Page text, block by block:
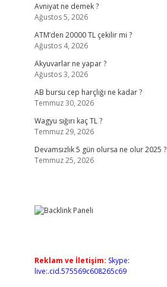
Avniyat ne demek ?
Ağustos 5, 2026
ATM’den 20000 TL çekilir mi ?
Ağustos 4, 2026
Akyuvarlar ne yapar ?
Ağustos 3, 2026
AB bursu cep harçlığı ne kadar ?
Temmuz 30, 2026
Wagyu sığırı kaç TL ?
Temmuz 29, 2026
Devamsızlık 5 gün olursa ne olur 2025 ?
Temmuz 25, 2026
Reklam ve İletişim: Skype:
live:.cid.575569c608265c69